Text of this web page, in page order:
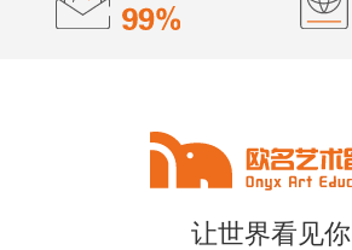
让世界看见你